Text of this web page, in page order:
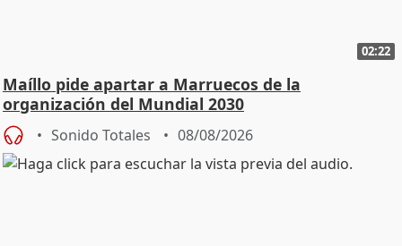
02:22
Maíllo pide apartar a Marruecos de la
organización del Mundial 2030
Sonido Totales 08/08/2026